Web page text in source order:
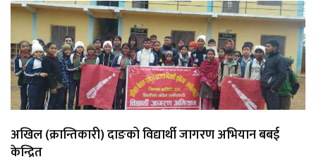
अखिल (क्रान्तिकारी) दाङको विद्यार्थी जागरण अभियान बबई
केन्द्रित